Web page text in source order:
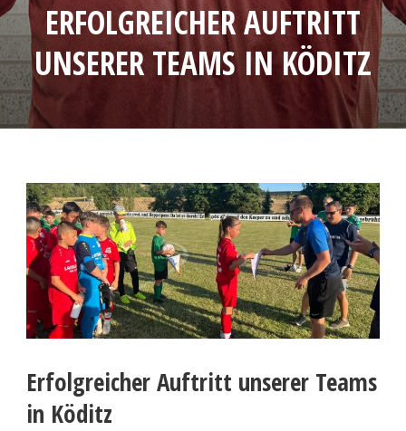
ERFOLGREICHER AUFTRITT
UNSERER TEAMS IN KÖDITZ
Erfolgreicher Auftritt unserer Teams
in Köditz